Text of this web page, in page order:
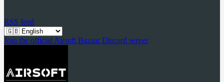
RSS feed
Join the official Airsoft Bazaar Discord server